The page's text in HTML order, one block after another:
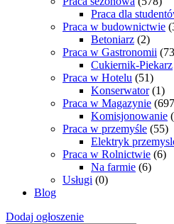
Praca dla
Praca w budownictwie
Betoniarz (2)
Praca w Gastronomii
Cukiernik-Piekarz
Praca w Hotelu (51)
Konserwator (1)
Praca w Magazynie
Komisjonowanie
Praca w przemyśle (55)
Elektryk
Praca w Rolnictwie (6)
Na farmie (6)
Usługi (0)
Blog
Dodaj ogłoszenie